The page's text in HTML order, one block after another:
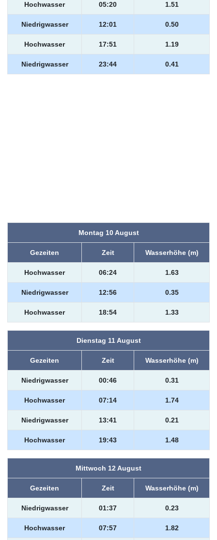
Hochwasser 05:20 1.51
Niedrigwasser 12:01 0.50
Hochwasser 17:51 1.19
Niedrigwasser 23:44 0.41
Montag 10 August
Gezeiten Zeit Wasserhöhe (m)
Hochwasser 06:24 1.63
Niedrigwasser 12:56 0.35
Hochwasser 18:54 1.33
Dienstag 11 August
Gezeiten Zeit Wasserhöhe (m)
Niedrigwasser 00:46 0.31
Hochwasser 07:14 1.74
Niedrigwasser 13:41 0.21
Hochwasser 19:43 1.48
Mittwoch 12 August
Gezeiten Zeit Wasserhöhe (m)
Niedrigwasser 01:37 0.23
Hochwasser 07:57 1.82